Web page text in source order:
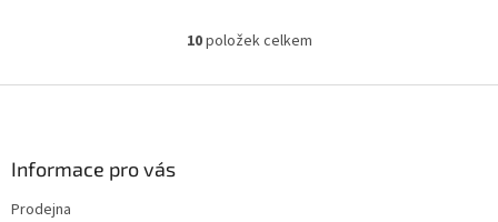
O
l
10položek celkem
Informace pro vás
Prodejna